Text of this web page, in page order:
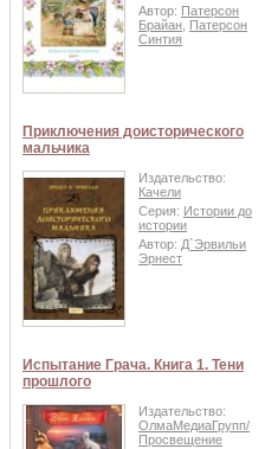
Автор: Патерсон
Брайан
Патерсон
Синтия
Приключения доисторического
мальчика
Издательство:
Качели
Серия: Истории до
истории
Автор: Д`Эрвильи
Эрнест
Испытание Грача. Книга 1. Тени
прошлого
Издательство:
ОлмаМедиаГрупп/
Просвещение